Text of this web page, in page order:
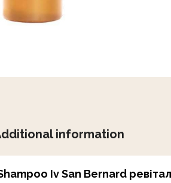
information
Iv San Bernard